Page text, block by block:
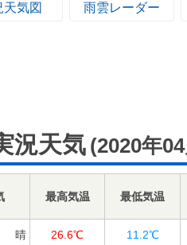
天気図 雨雲レーダー
況天気 (2020年
最高気温 最低気温
晴 26.6℃ 11.2℃